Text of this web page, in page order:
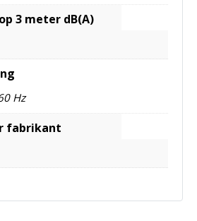
3 meter dB(A)
Hz
fabrikant